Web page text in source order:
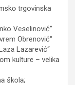
trgovinska
Veselinović“
Obrenović“
Lazarević“
kulture – velika
škola;